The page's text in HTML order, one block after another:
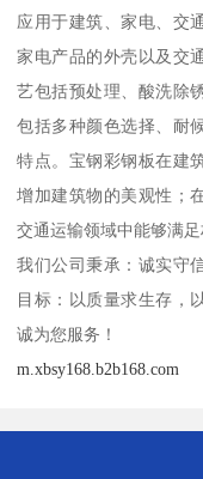
应用于建筑、家电、交
家电产品的外壳以及交
艺包括预处理、酸洗除
包括多种颜色选择、耐
特点。宝钢彩钢板在建
增加建筑物的美观性；
交通运输领域中能够满
我们公司秉承：诚实守
目标：以质量求生存，
诚为您服务！
m.xbsy168.b2b168.com